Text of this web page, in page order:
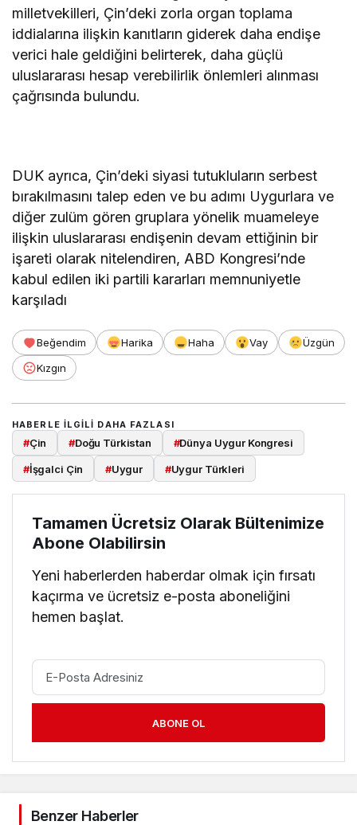
milletvekilleri, Çin’deki zorla organ toplama
iddialarına ilişkin kanıtların giderek daha endişe
verici hale geldiğini belirterek, daha güçlü
uluslararası hesap verebilirlik önlemleri alınması
çağrısında bulundu.
DUK ayrıca, Çin’deki siyasi tutukluların serbest
bırakılmasını talep eden ve bu adımı Uygurlara ve
diğer zulüm gören gruplara yönelik muameleye
ilişkin uluslararası endişenin devam ettiğinin bir
işareti olarak nitelendiren, ABD Kongresi’nde
kabul edilen iki partili kararları memnuniyetle
karşıladı
Beğendim Harika Haha Vay
Üzgün
Kızgın
HABERLE ILGILI DAHA FAZLASI
#Çin #Doğu Türkistan #Dünya Uygur Kongresi
#İşgalci Çin #Uygur #Uygur Türkleri
Tamamen Ücretsiz Olarak Bültenimize
Abone Olabilirsin
Yeni haberlerden haberdar olmak için fırsatı
kaçırma ve ücretsiz e-posta aboneliğini
hemen başlat.
ABONE OL
Benzer Haberler